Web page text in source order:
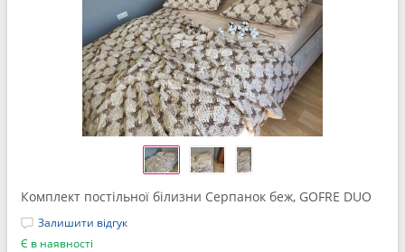
Комплект постільної білизни Серпанок беж, GOFRE DUO
Залишити відгук
Є в наявності